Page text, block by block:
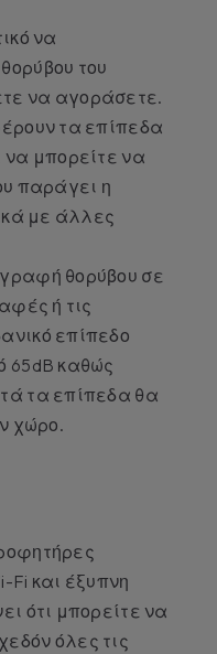
να
του
να αγοράσετε.
τα επίπεδα
να μπορείτε να
παράγει η
με άλλες
θορύβου σε
ή τις
επίπεδο
65dB καθώς
τα επίπεδα θα
χώρο.
Fi και έξυπνη
ότι μπορείτε να
όλες τις